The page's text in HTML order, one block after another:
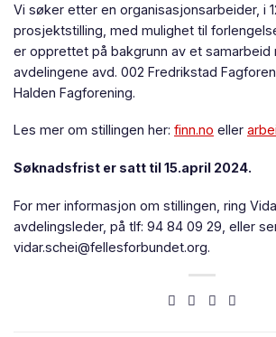
Vi søker etter en organisasjonsarbeider, i
prosjektstilling, med mulighet til
er opprettet på bakgrunn av et samarbeid
avdelingene avd. 002 Fredrikstad
Halden Fagforening.
Les mer om stillingen her: finn.no eller
Søknadsfrist er satt til 15.april 2024.
For mer informasjon om stillingen, ring
avdelingsleder, på tlf: 94 84 09 29, eller
vidar.schei@fellesforbundet.org.